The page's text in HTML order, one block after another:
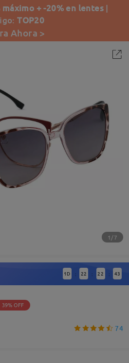
máximo + -20% en lentes |
TOP20
Ahora >
1/7
1 D : 22 : 22 : 43
39% OFF
74